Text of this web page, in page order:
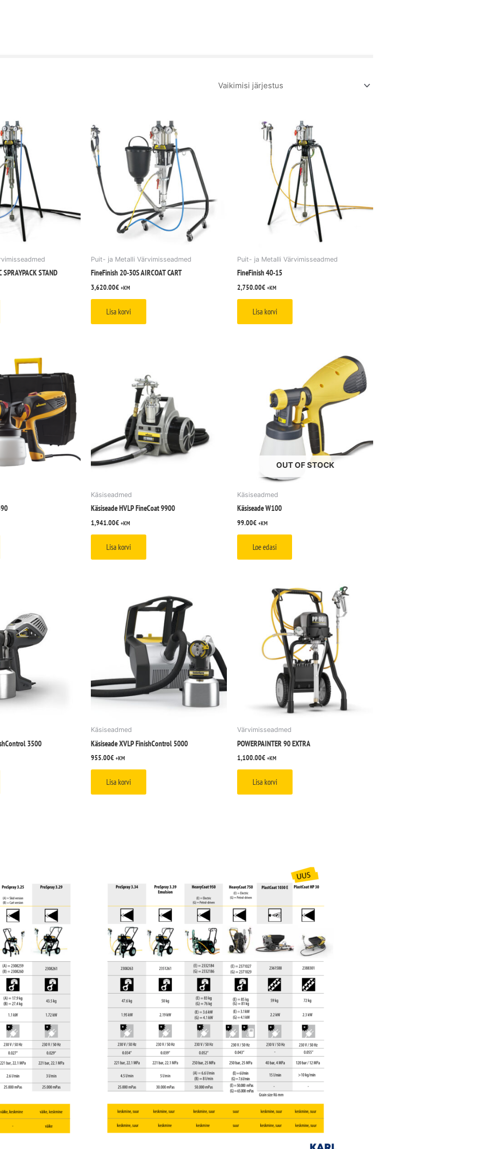
STAND
Puit- ja Metalli Värvimisseadmed
FineFinish 20-30S AIRCOAT CART
3,620.00€ +KM
Lisa korvi
Puit- ja Metalli Värvimisseadmed
FineFinish 40-15
2,750.00€ +KM
Lisa korvi
Käsiseadmed
Käsiseade HVLP FineCoat 9900
1,941.00€ +KM
Lisa korvi
OUT OF STOCK
Käsiseadmed
Käsiseade W100
99.00€ +KM
Loe edasi
3500
Käsiseadmed
Käsiseade XVLP FinishControl 5000
955.00€ +KM
Lisa korvi
Värvimisseadmed
POWERPAINTER 90 EXTRA
1,100.00€ +KM
Lisa korvi